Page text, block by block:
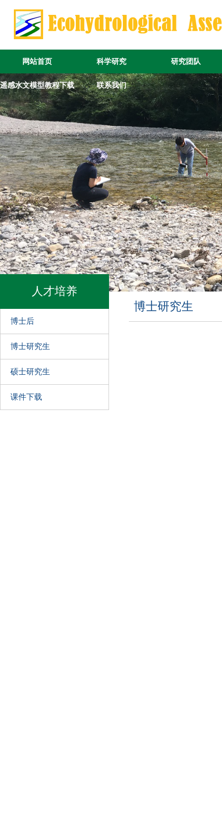
网站首页 科学研究 研究团队
遥感水文模型教程下载 联系我们
人才培养
博士后
博士研究生
硕士研究生
课件下载
博士研究生